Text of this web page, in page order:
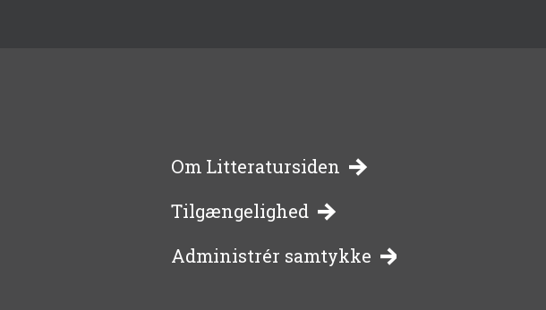
-
bibliotekernes
Om Litteratursiden
Tilgængelighed
Administrér samtykke